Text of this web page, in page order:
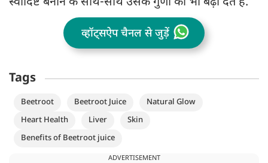
व्हॉट्सऐप चैनल से जुड़ें
Tags
Beetroot Beetroot Juice
Natural Glow
Heart Health
Liver
Skin
Benefits of Beetroot juice
ADVERTISEMENT